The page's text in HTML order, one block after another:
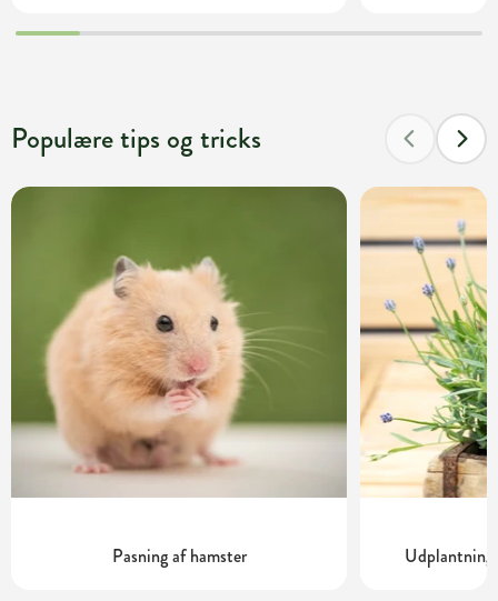
Populære tips og tricks
Pasning af hamster Udplantning